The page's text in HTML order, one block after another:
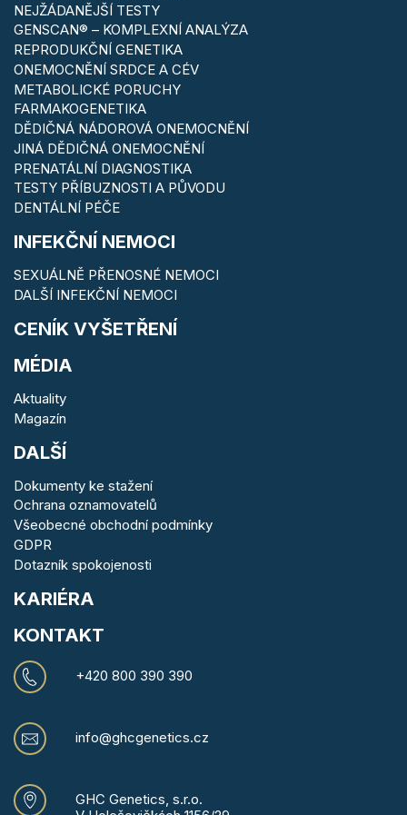
NEJŽÁDANĚJŠÍ TESTY
GENSCAN® – KOMPLEXNÍ ANALÝZA
REPRODUKČNÍ GENETIKA
ONEMOCNĚNÍ SRDCE A CÉV
METABOLICKÉ PORUCHY
FARMAKOGENETIKA
DĚDIČNÁ NÁDOROVÁ ONEMOCNĚNÍ
JINÁ DĚDIČNÁ ONEMOCNĚNÍ
PRENATÁLNÍ DIAGNOSTIKA
TESTY PŘÍBUZNOSTI A PŮVODU
DENTÁLNÍ PÉČE
INFEKČNÍ NEMOCI
SEXUÁLNĚ PŘENOSNÉ NEMOCI
DALŠÍ INFEKČNÍ NEMOCI
CENÍK VYŠETŘENÍ
MÉDIA
Aktuality
Magazín
DALŠÍ
Dokumenty ke stažení
Ochrana oznamovatelů
Všeobecné obchodní podmínky
GDPR
Dotazník spokojenosti
KARIÉRA
KONTAKT
+420 800 390 390
info@ghcgenetics.cz
GHC Genetics, s.r.o.